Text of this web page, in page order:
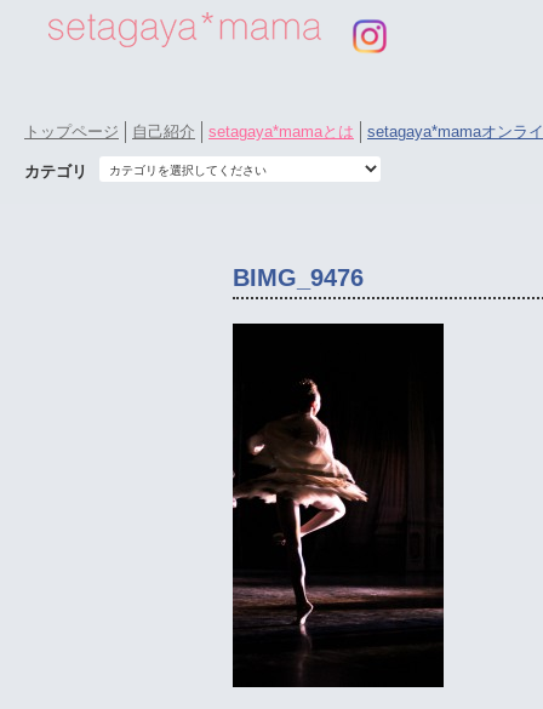
トップページ 自己紹介 setagaya*mamaとは setagaya*mamaオンラ
カテゴリ
BIMG_9476